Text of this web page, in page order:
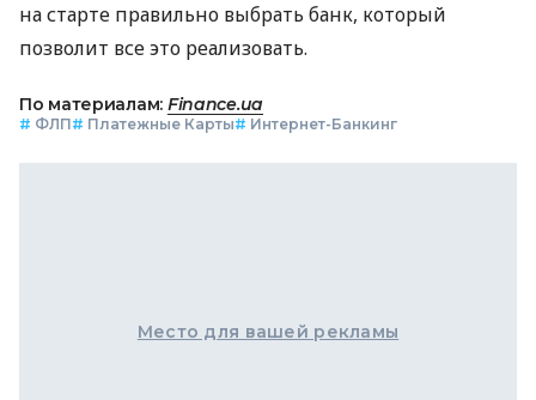
на старте правильно выбрать банк, который
позволит все это реализовать.
По материалам: Finance.ua
# ФЛП# Платежные Карты# Интернет-Банкинг
Место для вашей рекламы